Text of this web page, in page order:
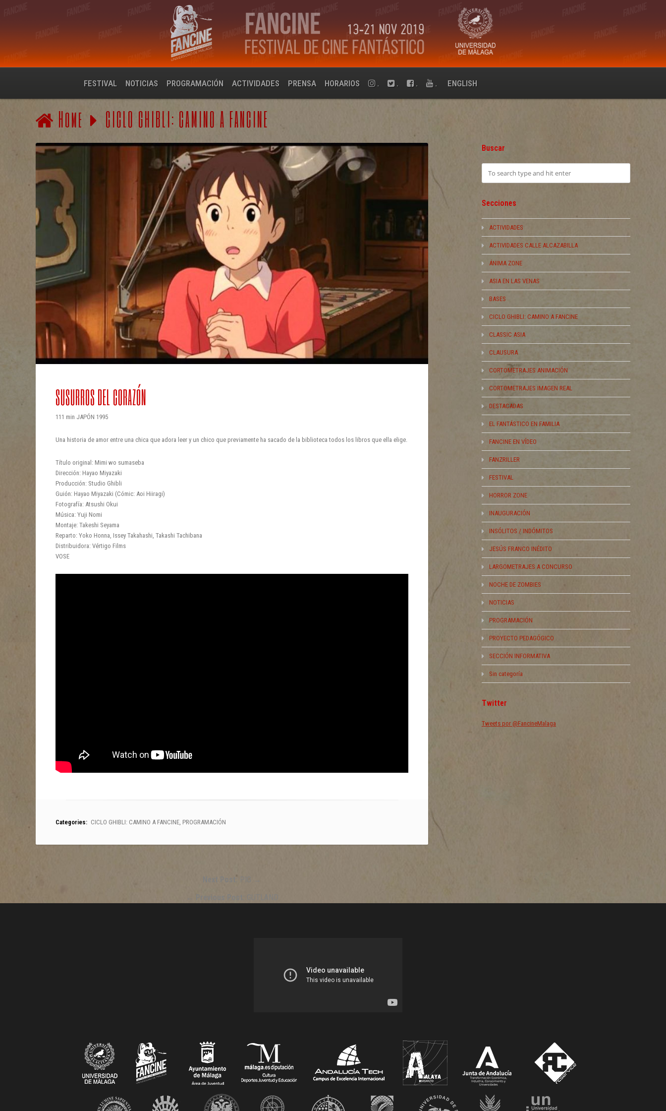
FESTIVAL NOTICIAS PROGRAMACIÓN ACTIVIDADES PRENSA HORARIOS . . . . ENGLISH
Home CICLO GHIBLI: CAMINO A FANCINE
SUSURROS DEL CORAZÓN
111 min JAPÓN 1995
Una historia de amor entre una chica que adora leer y un chico que previamente ha sacado de la biblioteca todos los libros que ella elige.
Título original: Mimi wo sumaseba
Dirección: Hayao Miyazaki
Producción: Studio Ghibli
Guión: Hayao Miyazaki (Cómic: Aoi Hiiragi)
Fotografía: Atsushi Okui
Música: Yuji Nomi
Montaje: Takeshi Seyama
Reparto: Yoko Honna, Issey Takahashi, Takashi Tachibana
Distribuidora: Vértigo Films
VOSE
Categories: CICLO GHIBLI: CAMINO A FANCINE, PROGRAMACIÓN
Next Post:
Buscar
Secciones
ACTIVIDADES
ACTIVIDADES CALLE ALCAZABILLA
ÁNIMA ZONE
ASIA EN LAS VENAS
BASES
CICLO GHIBLI: CAMINO A FANCINE
CLASSIC ASIA
CLAUSURA
CORTOMETRAJES ANIMACIÓN
CORTOMETRAJES IMAGEN REAL
DESTACADAS
EL FANTÁSTICO EN FAMILIA
FANCINE EN VÍDEO
FANZRILLER
FESTIVAL
HORROR ZONE
INAUGURACIÓN
INSÓLITOS / INDÓMITOS
JESÚS FRANCO INÉDITO
LARGOMETRAJES A CONCURSO
NOCHE DE ZOMBIES
NOTICIAS
PROGRAMACIÓN
PROYECTO PEDAGÓGICO
SECCIÓN INFORMATIVA
Sin categoría
Twitter
Tweets por @FancineMalaga